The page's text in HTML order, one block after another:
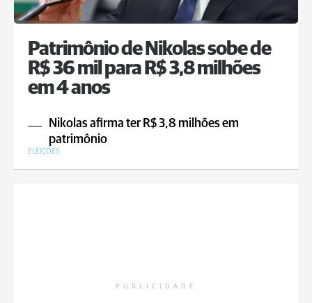
Patrimônio de Nikolas sobe de
R$ 36 mil para R$ 3,8 milhões
em 4 anos
Nikolas afirma ter R$ 3,8 milhões em
patrimônio
ELEIÇÕES
PUBLICIDADE